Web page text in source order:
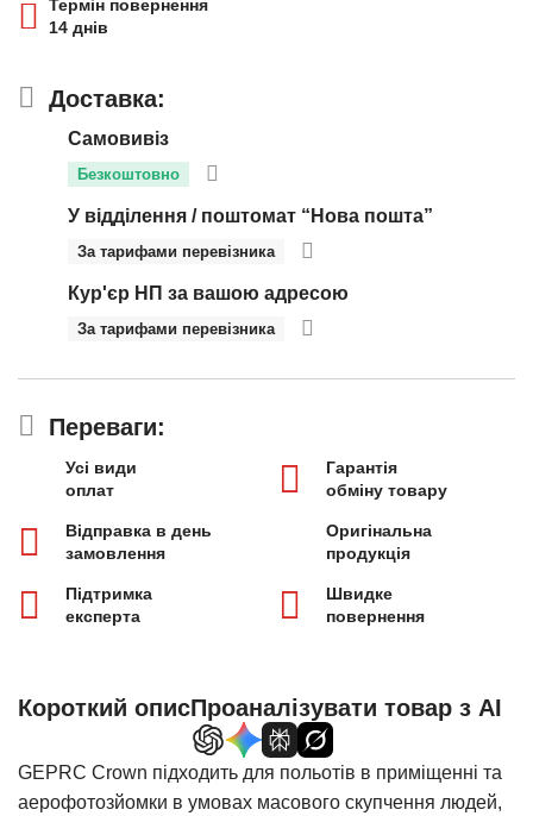
Термін повернення
14 днів
Доставка:
Самовивіз
Безкоштовно
У відділення / поштомат “Нова пошта”
За тарифами перевізника
Кур'єр НП за вашою адресою
За тарифами перевізника
Переваги:
Усі види
оплат
Гарантія
обміну товару
Відправка в день
замовлення
Оригінальна
продукція
Підтримка
експерта
Швидке
повернення
Короткий описПроаналізувати товар з AI
GEPRC Crown підходить для польотів в приміщенні та
аерофотозйомки в умовах масового скупчення людей,